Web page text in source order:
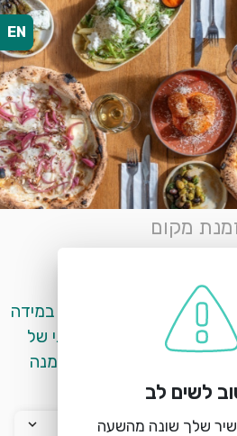
מקום
לשינוי או ביטול ההזמנה
keyboard_arrow_down
keyboard_arrow_down
EN
לשים לב
שלך שונה מהשעה